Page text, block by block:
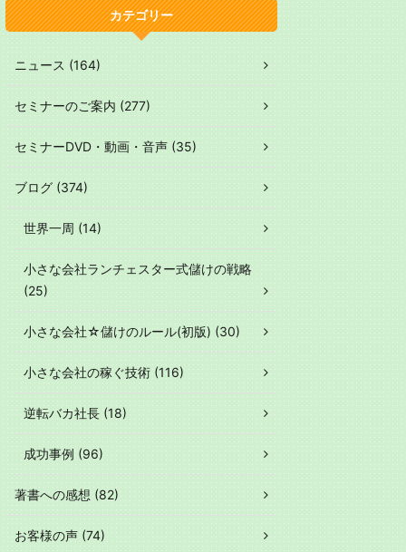
カテゴリー
ニュース (164)
セミナーのご案内 (277)
セミナーDVD・動画・音声 (35)
ブログ (374)
世界一周 (14)
小さな会社ランチェスター式儲けの戦略
(25)
小さな会社☆儲けのルール(初版) (30)
小さな会社の稼ぐ技術 (116)
逆転バカ社長 (18)
成功事例 (96)
著書への感想 (82)
お客様の声 (74)